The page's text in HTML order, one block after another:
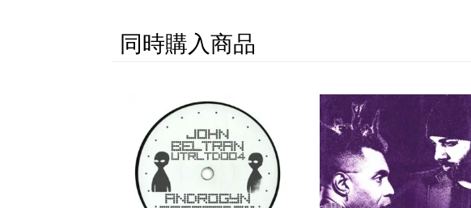
同時購入商品